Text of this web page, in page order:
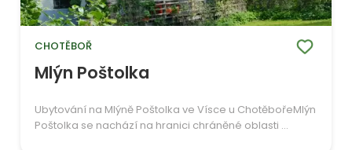
CHOTĚBOŘ
Mlýn Poštolka
Ubytování na Mlýně Poštolka ve Vísce u ChotěbořeMlýn
Poštolka se nachází na hranici chráněné oblasti ...